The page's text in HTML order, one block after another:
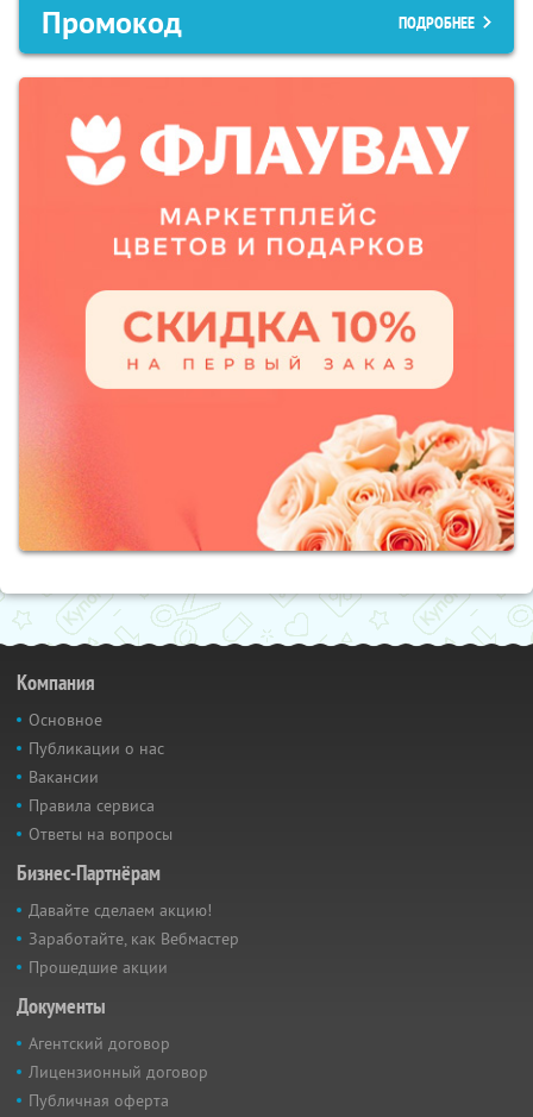
Промокод ПОДРОБНЕЕ
Компания
Основное
Публикации о нас
Вакансии
Правила сервиса
Ответы на вопросы
Бизнес-Партнёрам
Давайте сделаем акцию!
Заработайте, как Вебмастер
Прошедшие акции
Документы
Агентский договор
Лицензионный договор
Публичная оферта